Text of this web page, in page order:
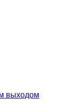
выходом